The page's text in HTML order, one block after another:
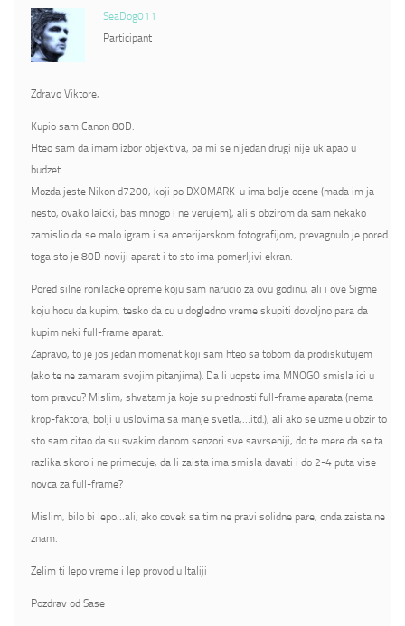
SeaDog011
Participant
Zdravo Viktore,
Kupio sam Canon 80D.
Hteo sam da imam izbor objektiva, pa mi se nijedan drugi nije uklapao u
budzet.
Mozda jeste Nikon d7200, koji po DXOMARK-u ima bolje ocene (mada im ja
nesto, ovako laicki, bas mnogo i ne verujem), ali s obzirom da sam nekako
zamislio da se malo igram i sa enterijerskom fotografijom, prevagnulo je pored
toga sto je 80D noviji aparat i to sto ima pomerljivi ekran.
Pored silne ronilacke opreme koju sam narucio za ovu godinu, ali i ove Sigme
koju hocu da kupim, tesko da cu u dogledno vreme skupiti dovoljno para da
kupim neki full-frame aparat.
Zapravo, to je jos jedan momenat koji sam hteo sa tobom da prodiskutujem
(ako te ne zamaram svojim pitanjima). Da li uopste ima MNOGO smisla ici u
tom pravcu? Mislim, shvatam ja koje su prednosti full-frame aparata (nema
krop-faktora, bolji u uslovima sa manje svetla,…itd.), ali ako se uzme u obzir to
sto sam citao da su svakim danom senzori sve savrseniji, do te mere da se ta
razlika skoro i ne primecuje, da li zaista ima smisla davati i do 2-4 puta vise
novca za full-frame?
Mislim, bilo bi lepo…ali, ako covek sa tim ne pravi solidne pare, onda zaista ne
znam.
Zelim ti lepo vreme i lep provod u Italiji
Pozdrav od Sase